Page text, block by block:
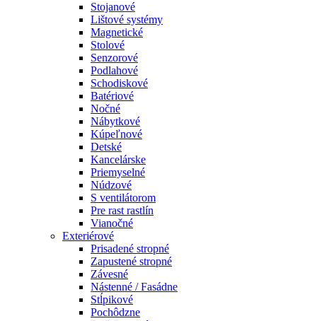
Stojanové
Lištové systémy
Magnetické
Stolové
Senzorové
Podlahové
Schodiskové
Batériové
Nočné
Nábytkové
Kúpeľnové
Detské
Kancelárske
Priemyselné
Núdzové
S ventilátorom
Pre rast rastlín
Vianočné
Exteriérové
Prisadené stropné
Zapustené stropné
Závesné
Nástenné / Fasádne
Stĺpikové
Pochôdzne